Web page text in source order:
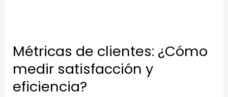
Métricas de clientes: ¿Cómo
medir satisfacción y
eficiencia?
clientes:
¿Cómo
medir